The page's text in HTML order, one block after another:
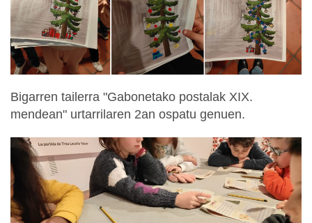
Bigarren tailerra "Gabonetako postalak XIX.
mendean" urtarrilaren 2an ospatu genuen.